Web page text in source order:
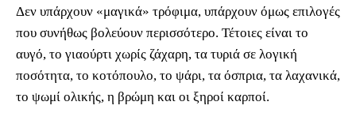
Δεν υπάρχουν «μαγικά» τρόφιμα, υπάρχουν όμως επιλογές
που συνήθως βολεύουν περισσότερο. Τέτοιες είναι το
αυγό, το γιαούρτι χωρίς ζάχαρη, τα τυριά σε λογική
ποσότητα, το κοτόπουλο, το ψάρι, τα όσπρια, τα λαχανικά,
το ψωμί ολικής, η βρώμη και οι ξηροί καρποί.